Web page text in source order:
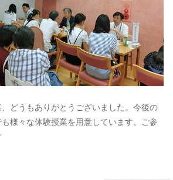
どうもありがとうございました。今後の
様々な体験授業を用意しています。ご参